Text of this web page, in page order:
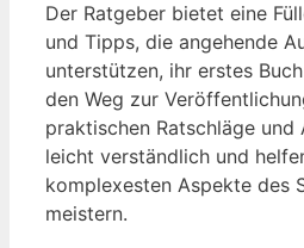
Der Ratgeber bietet eine
und Tipps, die angehende
unterstützen, ihr erstes
den Weg zur
praktischen Ratschläge und
leicht verständlich und
komplexesten Aspekte des
meistern.